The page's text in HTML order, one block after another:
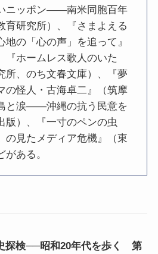
ニッポン――南米同胞百年
育研究所）、『さまよえる
の「心の声」を追って』
『ホームレス歌人のいた
所、のち文春文庫）、『夢
怪人・古海卓二』（筑摩
と涙――沖縄の抗う民意を
版）、『一寸のペンの虫
見たメディア危機』（東
ある。
探検──昭和20年代を歩く 第